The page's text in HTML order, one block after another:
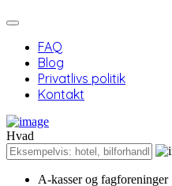
FAQ
Blog
Privatlivs politik
Kontakt
Hvad
A-kasser og fagforeninger